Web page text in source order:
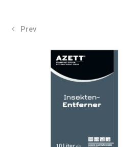
Prev